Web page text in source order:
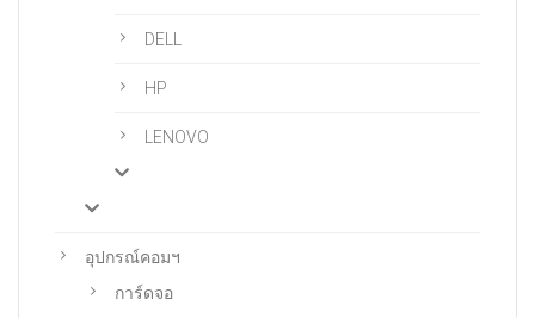
DELL
HP
LENOVO
อุปกรณ์คอมฯ
การ์ดจอ